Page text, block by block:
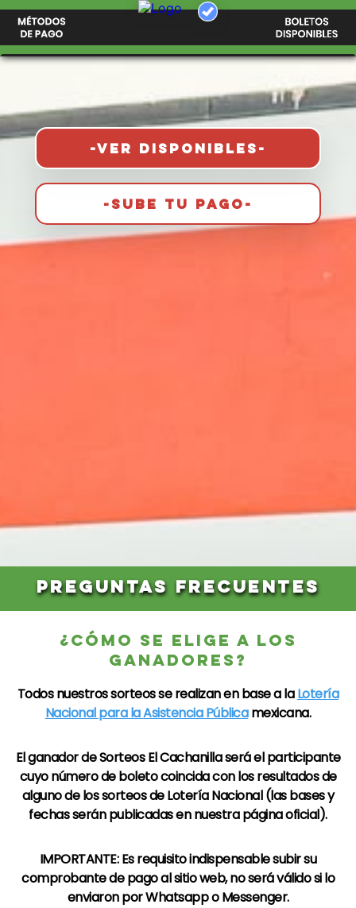
-VER DISPONIBLES-
-SUBE TU PAGO-
PREGUNTAS FRECUENTES
¿CÓMO SE ELIGE A LOS
GANADORES?
Todos nuestros sorteos se realizan en base a laLotería
Nacional para la Asistencia Públicamexicana.​
El ganador deSorteos El Cachanillaserá el participante
cuyo número de boleto coincida con los resultados de
alguno de los sorteos deLotería Nacional (las bases y
fechas serán publicadas en nuestra página oficial).
IMPORTANTE: Es requisito indispensable subir su
comprobante de pago al sitio web, no será válido si lo
enviaron por Whatsapp o Messenger.